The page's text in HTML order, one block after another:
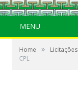
MENU
Home » Licitações
CPL